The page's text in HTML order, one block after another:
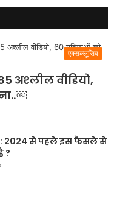
एक्सक्लूसिव
अश्लील वीडियो,
: 2024 से पहले इस फैसले से
?